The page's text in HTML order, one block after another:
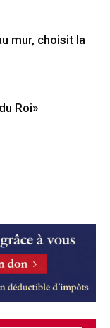
mur, choisit la
Roi»